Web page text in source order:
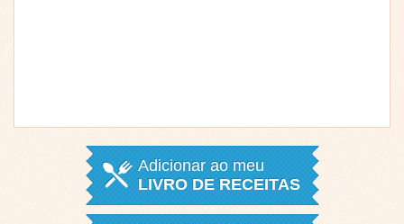
Adicionar ao meu
LIVRO DE RECEITAS